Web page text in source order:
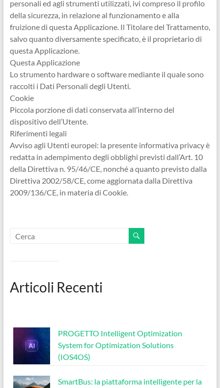
personali ed agli strumenti utilizzati, ivi compreso il profilo
della sicurezza, in relazione al funzionamento e alla
fruizione di questa Applicazione. Il Titolare del Trattamento,
salvo quanto diversamente specificato, è il proprietario di
questa Applicazione.
Questa Applicazione
Lo strumento hardware o software mediante il quale sono
raccolti i Dati Personali degli Utenti.
Cookie
Piccola porzione di dati conservata all’interno del
dispositivo dell’Utente.
Riferimenti legali
Avviso agli Utenti europei: la presente informativa privacy è
redatta in adempimento degli obblighi previsti dall’Art. 10
della Direttiva n. 95/46/CE, nonché a quanto previsto dalla
Direttiva 2002/58/CE, come aggiornata dalla Direttiva
2009/136/CE, in materia di Cookie.
Articoli Recenti
PROGETTO Intelligent Optimization
System for Optimization Solutions
(IOS4OS)
SmartBus: la piattaforma intelligente per la